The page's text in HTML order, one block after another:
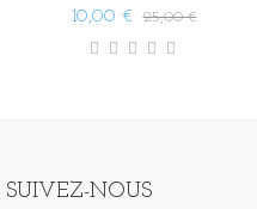
10,00 € 25,00 €
SUIVEZ-NOUS